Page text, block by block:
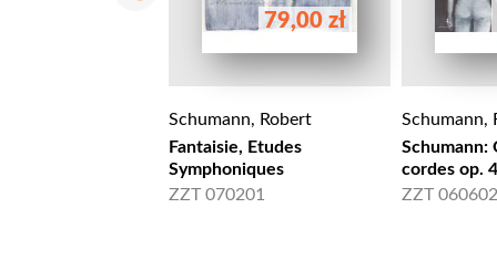
79,00 zł
Schumann, Robert
Fantaisie, Etudes
Symphoniques
ZZT 070201
Schumann,
Schumann:
cordes op.
ZZT 060602